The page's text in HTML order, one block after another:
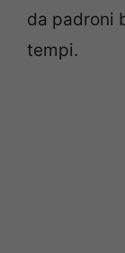
da padroni
tempi.